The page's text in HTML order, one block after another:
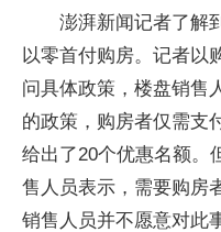
澎湃新闻记者了解
以零首付购房。记者以
问具体政策，楼盘销售
的政策，购房者仅需支
给出了20个优惠名额。
售人员表示，需要购房
销售人员并不愿意对此